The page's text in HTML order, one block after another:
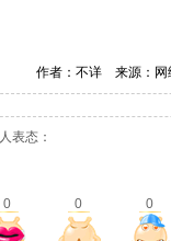
作者：不详 来源：
人表态：
0 0 0